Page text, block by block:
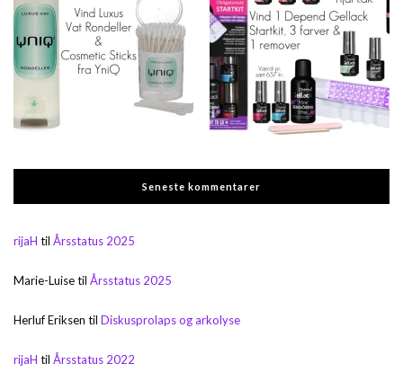
Seneste kommentarer
rijaH til Årsstatus 2025
Marie-Luisetil Årsstatus 2025
Herluf Eriksen til Diskusprolaps og arkolyse
rijaH til Årsstatus 2022